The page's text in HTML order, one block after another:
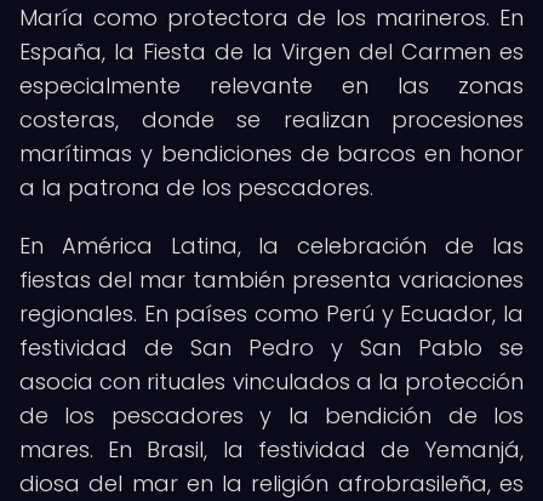
María como protectora de los marineros. En
España, la Fiesta de la Virgen del Carmen es
especialmente relevante en las zonas
costeras, donde se realizan procesiones
marítimas y bendiciones de barcos en honor
a la patrona de los pescadores.
En América Latina, la celebración de las
fiestas del mar también presenta variaciones
regionales. En países como Perú y Ecuador, la
festividad de San Pedro y San Pablo se
asocia con rituales vinculados a la protección
de los pescadores y la bendición de los
mares. En Brasil, la festividad de Yemanjá,
diosa del mar en la religión afrobrasileña, es